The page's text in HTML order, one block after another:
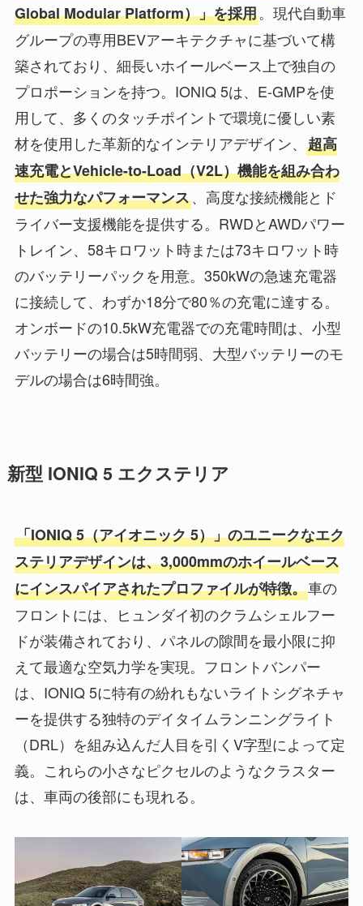
Global Modular Platform）」を採用。現代自動車
グループの専用BEVアーキテクチャに基づいて構
築されており、細長いホイールベース上で独自の
プロポーションを持つ。IONIQ 5は、E-GMPを使
用して、多くのタッチポイントで環境に優しい素
材を使用した革新的なインテリアデザイン、 超高
速充電とVehicle-to-Load（V2L）機能を組み合わ
せた強力なパフォーマンス、高度な接続機能とド
ライバー支援機能を提供する。RWDとAWDパワー
トレイン、58キロワット時または73キロワット時
のバッテリーパックを用意。350kWの急速充電器
に接続して、わずか18分で80％の充電に達する。
オンボードの10.5kW充電器での充電時間は、小型
バッテリーの場合は5時間弱、大型バッテリーのモ
デルの場合は6時間強。
新型 IONIQ 5 エクステリア
「IONIQ 5（アイオニック 5）」のユニークなエク
ステリアデザインは、3,000mmのホイールベース
にインスパイアされたプロファイルが特徴。車の
フロントには、ヒュンダイ初のクラムシェルフー
ドが装備されており、パネルの隙間を最小限に抑
えて最適な空気力学を実現。フロントバンパー
は、IONIQ 5に特有の紛れもないライトシグネチャ
ーを提供する独特のデイタイムランニングライト
（DRL）を組み込んだ人目を引くV字型によって定
義。これらの小さなピクセルのようなクラスター
は、車両の後部にも現れる。